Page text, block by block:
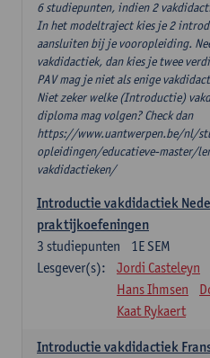
6 studiepunten, indien 2
In het modeltraject kies je 2
aansluiten bij je vooropleiding.
vakdidactiek, dan kies je twee
PAV mag je niet als enige
Niet zeker welke (Introductie)
diploma mag volgen? Check dan
https://www.uantwerpen.be/nl/
opleidingen/educatieve-master/
vakdidactieken/
Introductie vakdidactiek
praktijkoefeningen
1E SEM
3 studiepunten
Lesgever(s):
Jordi Casteleyn
Hans Ihmsen
Kaat Rykaert
Introductie vakdidactiek